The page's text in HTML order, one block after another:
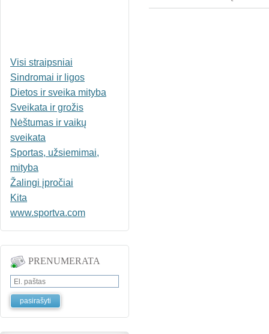
Visi straipsniai
Sindromai ir ligos
Dietos ir sveika mityba
Sveikata ir grožis
Nėštumas ir vaikų
sveikata
Sportas, užsiemimai,
mityba
Žalingi įpročiai
Kita
www.sportva.com
PRENUMERATA